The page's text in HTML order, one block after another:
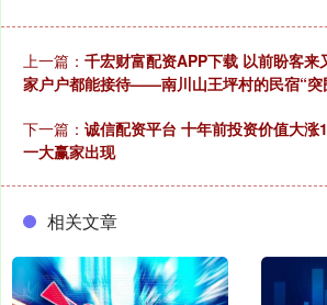
上一篇： 千宏财富配资APP下载 以前盼客来
家户户都能接待——南川山王坪村的民宿“突
下一篇： 诚信配资平台 十年前投资价值大
一大赢家出现
相关文章